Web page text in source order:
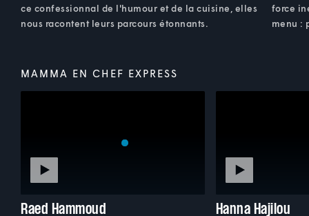
ce confessionnal de l'humour et de la cuisine, elles
nous racontent leurs parcours étonnants.
force
menu :
MAMMA EN CHEF EXPRESS
Raed Hammoud Hanna Hajilou